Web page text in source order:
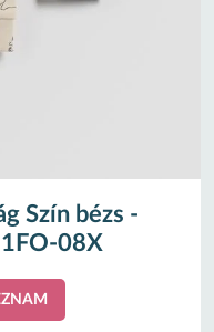
Szín bézs -
08X